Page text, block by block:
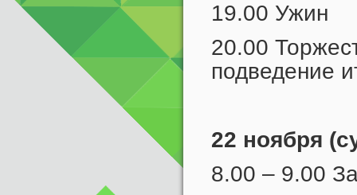
19.00 Ужин
20.00
подведение
22 ноября
8.00 – 9.00